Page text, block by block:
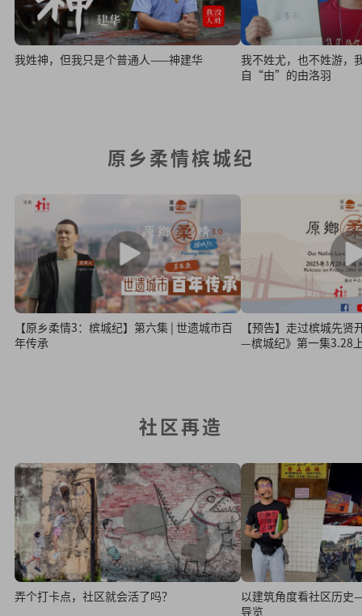
我姓神，但我只是个普通人——神建华
我不姓尤，也不姓游，
自“由”的由洛羽
原乡柔情槟城纪
【原乡柔情3：槟城纪】第六集 | 世遗城市百
年传承
【预告】走过槟城先
—槟城纪》第一集3.28
社区再造
弄个打卡点，社区就会活了吗？
以建筑角度看社区历
导览